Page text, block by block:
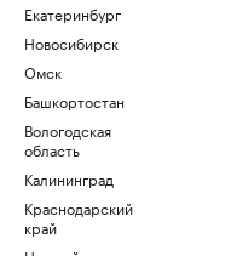
Екатеринбург
Новосибирск
Омск
Башкортостан
Вологодская
область
Калининград
Краснодарский
край